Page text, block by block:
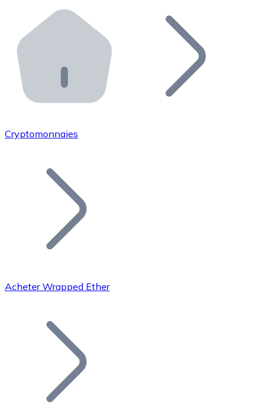
Distributeurs automatiques Bitnovo
Intégrez un ATM Bitnovo dans votre entreprise et
API Bitnovo
Intégrez notre API dans votre écosystème.
Rejoignez notre réseau de distributeurs et
Ajoutez le token de votre projet à notre service
Bitcoin
Cryptomonnaies
Acheter Wrapped Ether